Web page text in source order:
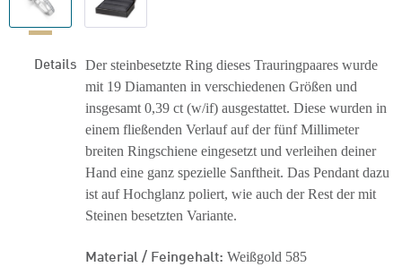
Details Der steinbesetzte Ring dieses Trauringpaares wurde
mit 19 Diamanten in verschiedenen Größen und
insgesamt 0,39 ct (w/if) ausgestattet. Diese wurden in
einem fließenden Verlauf auf der fünf Millimeter
breiten Ringschiene eingesetzt und verleihen deiner
Hand eine ganz spezielle Sanftheit. Das Pendant dazu
ist auf Hochglanz poliert, wie auch der Rest der mit
Steinen besetzten Variante.
Material / Feingehalt: Weißgold 585